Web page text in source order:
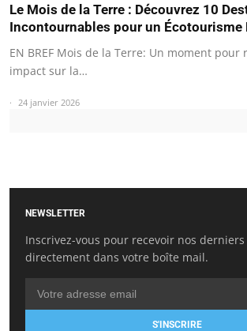
Le Mois de la Terre : Découvrez 10
Incontournables pour un Écotourisme
EN BREF Mois de la Terre: Un moment
impact sur la…
24 janvier 2026
NEWSLETTER
Inscrivez-vous pour recevoir nos
directement dans votre boîte mail.
S'INSCRIRE